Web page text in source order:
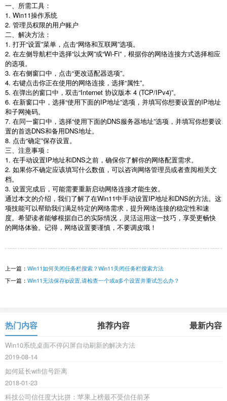
一、所需工具：
1. Win11操作系统
2. 管理员权限的用户账户
二、解决方法：
1. 打开“设置”菜单，点击“网络和互联网”选项。
2. 在左侧导航栏中选择“以太网”或“Wi-Fi”，根据你的网络连接方式选择相应
的选项。
3. 在右侧窗口中，点击“更改适配器选项”。
4. 右键点击你正在使用的网络连接，选择“属性”。
5. 在弹出的窗口中，双击“Internet 协议版本 4 (TCP/IPv4)”。
6. 在新窗口中，选择“使用下面的IP地址”选项，并填写你想要设置的IP地址
和子网掩码。
7. 在同一窗口中，选择“使用下面的DNS服务器地址”选项，并填写你想要设
置的首选DNS和备用DNS地址。
8. 点击“确定”保存设置。
三、注意事项：
1. 在手动设置IP地址和DNS之前，确保你了解你的网络配置需求。
2. 如果你不确定应该填写什么数值，可以咨询网络管理员或者查阅相关文
档。
3. 设置完成后，可能需要重新启动网络连接才能生效。
通过本文的介绍，我们了解了在Win11中手动设置IP地址和DNS的方法。这
项技能可以帮助我们满足特定的网络需求，提升网络连接的稳定性和速
度。希望读者能够根据自己的实际情况，灵活运用这一技巧，享受更畅快
的网络体验。记得，网络设置要谨慎，不要调皮哦！
上一篇： Win11如何关闭任务栏搜索？Win11关闭任务栏搜索方法
下一篇： Win11无法保存ip设置,请检查一个或a多个设置并重试怎么办？
热门内容 推荐内容 最新内容
Win10系统桌面不停闪屏自动刷新的解决方法
2019-08-14
如何延长wifi信号距离
2018-01-23
科技公司信任度大比拼：苹果上榜最不受信任前茅